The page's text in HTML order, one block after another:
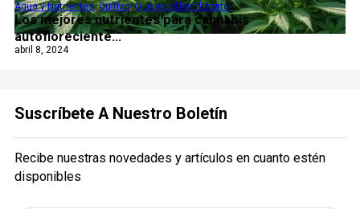
Los mejores nutrientes para cannabis
autofloreciente...
Agua y Nutrientes,Cultivo,Qué es el Fertilizante
abril 8, 2024
Suscríbete A Nuestro Boletín
Recibe nuestras novedades y artículos en cuanto estén
disponibles